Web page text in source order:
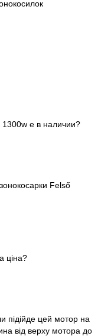
1300w е в наличии?
Felső
ціна?
підійде цей мотор на
від верху мотора до